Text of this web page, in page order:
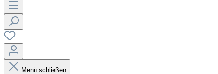
Menü schließen